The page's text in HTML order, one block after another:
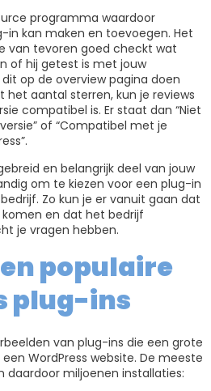
programma waardoor
in kan maken en toevoegen. Het
van tevoren goed checkt wat
of hij getest is met jouw
dit op de overview pagina doen
het aantal sterren, kun je reviews
compatibel is. Er staat dan “Niet
of “Compatibel met je
en belangrijk deel van jouw
om te kiezen voor een plug-in
Zo kun je er vanuit gaan dat
en dat het bedrijf
je vragen hebben.
populaire
plug-ins
van plug-ins die een grote
WordPress website. De meeste
daardoor miljoenen installaties: